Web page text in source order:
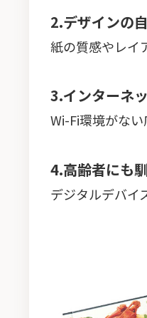
2.デザインの
紙の質感やレイ
3.インターネ
Wi-Fi環境がない
4.高齢者にも
デジタルデバイ